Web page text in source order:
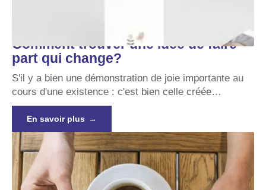
Comment trouver une idée de faire
part qui change?
S'il y a bien une démonstration de joie importante au
cours d'une existence : c'est bien celle créée…
En savoir plus